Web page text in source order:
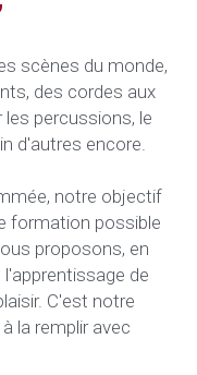
scènes du monde,
des cordes aux
percussions, le
d'autres encore.
notre objectif
formation possible
proposons, en
de
C'est notre
la remplir avec